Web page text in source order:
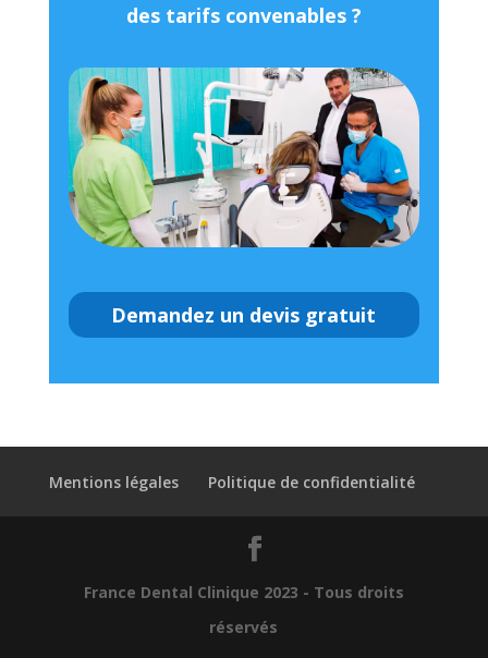
des tarifs convenables ?
Demandez un devis gratuit
Mentions légales Politique de confidentialité
France Dental Clinique 2023 - Tous droits
réservés